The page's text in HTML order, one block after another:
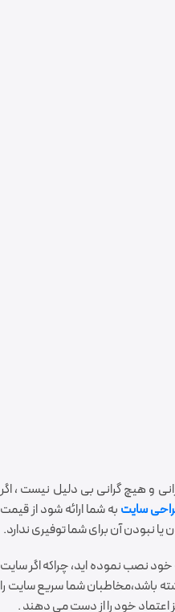
و هیچ گرانی بی دلیل نیست ، اگر
سایت به شما ارائه شود از قیمت
یا نبودن آن برای شما توفیری ندارد.
نصب نموده اید، چراکه اگر سایت
باشد،مخاطبان شما سریع سایت را
خود را از دست می دهند .